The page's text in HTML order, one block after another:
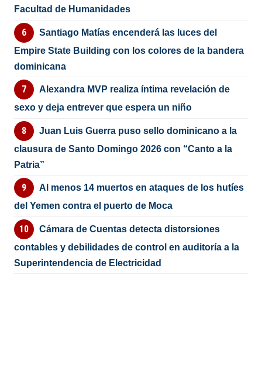
Facultad de Humanidades
Santiago Matías encenderá las luces del
Empire State Building con los colores de la bandera
dominicana
Alexandra MVP realiza íntima revelación de
sexo y deja entrever que espera un niño
Juan Luis Guerra puso sello dominicano a la
clausura de Santo Domingo 2026 con “Canto a la
Patria”
Al menos 14 muertos en ataques de los hutíes
del Yemen contra el puerto de Moca
Cámara de Cuentas detecta distorsiones
contables y debilidades de control en auditoría a la
Superintendencia de Electricidad